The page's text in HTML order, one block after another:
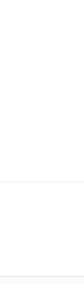
прав